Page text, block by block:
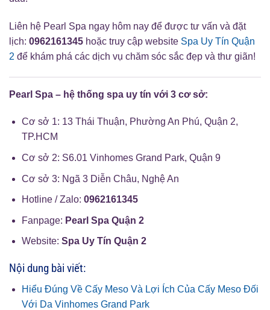
Liên hệ Pearl Spa ngay hôm nay để được tư vấn và đặt
lịch: 0962161345 hoặc truy cập website Spa Uy Tín Quận
2 để khám phá các dịch vụ chăm sóc sắc đẹp và thư giãn!
Pearl Spa – hệ thống spa uy tín với 3 cơ sở:
Cơ sở 1: 13 Thái Thuận, Phường An Phú, Quận 2,
TP.HCM
Cơ sở 2: S6.01 Vinhomes Grand Park, Quận 9
Cơ sở 3: Ngã 3 Diễn Châu, Nghệ An
Hotline / Zalo: 0962161345
Fanpage: Pearl Spa Quận 2
Website: Spa Uy Tín Quận 2
Nội dung bài viết:
Hiểu Đúng Về Cấy Meso Và Lợi Ích Của Cấy Meso Đối
Với Da Vinhomes Grand Park